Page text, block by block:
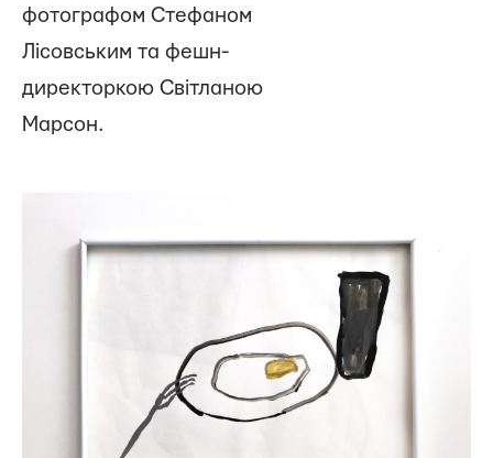
фотографом Стефаном
Лісовським та фешн-
директоркою Світланою
Марсон.